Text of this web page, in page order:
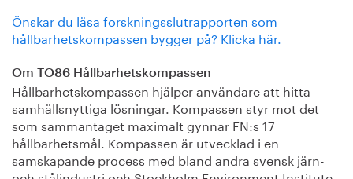
Önskar du läsa forskningsslutrapporten som
hållbarhetskompassen bygger på? Klicka här.
Om TO86 Hållbarhetskompassen
Hållbarhetskompassen hjälper användare att hitta
samhällsnyttiga lösningar. Kompassen styr mot det
som sammantaget maximalt gynnar FN:s 17
hållbarhetsmål. Kompassen är utvecklad i en
samskapande process med bland andra svensk järn-